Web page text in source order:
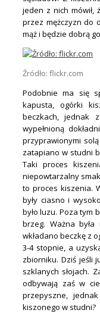
jeden z nich mówił,
przez mężczyzn do
mąż i będzie dobrą
Źródło: flickr.com
Podobnie ma się
kapusta, ogórki
beczkach, jednak
wypełnioną
przyprawionymi
zatapiano w studni
Taki proces
niepowtarzalny
to proces kiszenia.
były ciasno i
było luzu. Poza tym
brzeg. Ważna
wkładano beczkę z
3-4 stopnie, a
zbiorniku. Dziś jeśli
szklanych słojach.
odbywają zaś w
przepyszne,
kiszonego w studni?